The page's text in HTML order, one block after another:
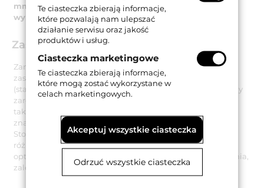
mm została wykonana ze stali i jest dostępna w
wykończeniu galwanizowanym na biało.
Zastosowanie
Zamek wpuszczany 651 marki ISEO jest dedykowany do
zastosowania w drzwiach drewnianych i metalowych
(stalowych). Zamek jest uniwersalny i może być montowany
zarówno w prawych, jak i lewych skrzydłach drzwi, w tym
także w drzwiach o wysokiej częstotliwości użytkowania
znajdujących się w obiektach użyteczności publicznej.
Stosowanie wraz z zamkiem wkładek bębenkowych o
różnym poziomie zabezpieczeń, pozwala zapewnić
optymalną ochronę wybranego budynku lub pomieszczenia,
zależnie od indywidualnych potrzeb.
Te ciasteczka zbierają informacje,
które pozwalają nam ulepszać
działanie serwisu oraz jakość
produktów i usług.
Ciasteczka marketingowe
Te ciasteczka zbierają informacje,
które mogą zostać wykorzystane w
celach marketingowych.
Akceptuj wszystkie ciasteczka
Odrzuć wszystkie ciasteczka